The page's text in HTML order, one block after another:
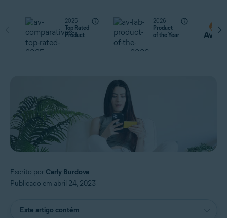
2025
Top Rated
Product
2026
Product
of the Year
Escrito por Carly Burdova
Publicado em abril 24, 2023
Este artigo contém